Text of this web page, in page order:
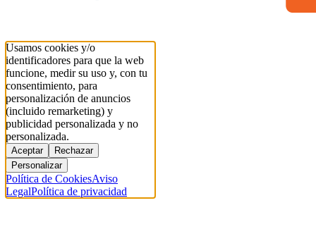
Usamos cookies y/o
identificadores para que la web
funcione, medir su uso y, con tu
consentimiento, para
personalización de anuncios
(incluido remarketing) y
publicidad personalizada y no
personalizada.
Aceptar
Rechazar
Personalizar
Política de CookiesAviso
LegalPolítica de privacidad